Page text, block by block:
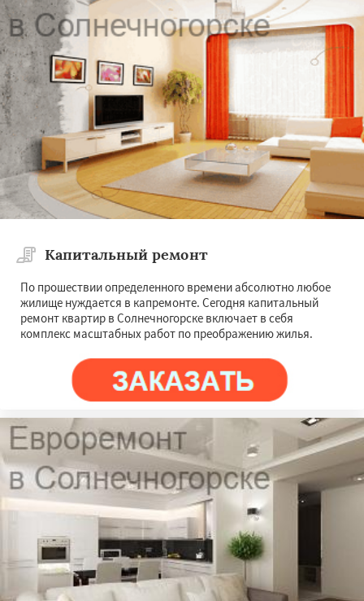
Капитальный ремонт
По прошествии определенного времени абсолютно любое
жилище нуждается в капремонте. Сегодня капитальный
ремонт квартир в Солнечногорске включает в себя
комплекс масштабных работ по преображению жилья.